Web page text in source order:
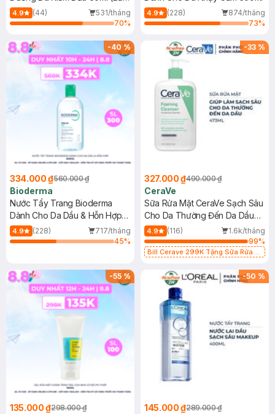
Mới)
4.9 (44)
531/tháng
70%
4.9 (228)
874/tháng
73%
-40%
334.000 ₫560.000 ₫
Bioderma
Nước Tẩy Trang Bioderma
Dành Cho Da Dầu & Hỗn Hợp
500ml
4.9 (228)
717/tháng
45%
-33 %
327.000 ₫490.000 ₫
CeraVe
Sữa Rửa Mặt CeraVe Sạch Sâu
Cho Da Thường Đến Da Dầu
473ml
4.9 (116)
1.6k/tháng
99%
Bill Cerave 299K Tặng Sữa Rửa
-55%
135.000 ₫298.000 ₫
-50 %
145.000 ₫289.000 ₫